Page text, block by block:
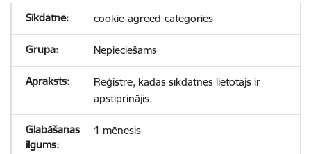
cookie-agreed-categories
Nepieciešams
Reģistrē, kādas sīkdatnes lietotājs ir
apstiprinājis.
1 mēnesis